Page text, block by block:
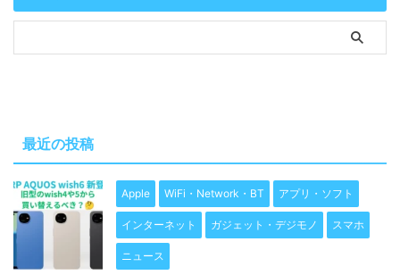
最近の投稿
Apple WiFi・Network・BT アプリ・ソフト
インターネット ガジェット・デジモノ スマホ
ニュース